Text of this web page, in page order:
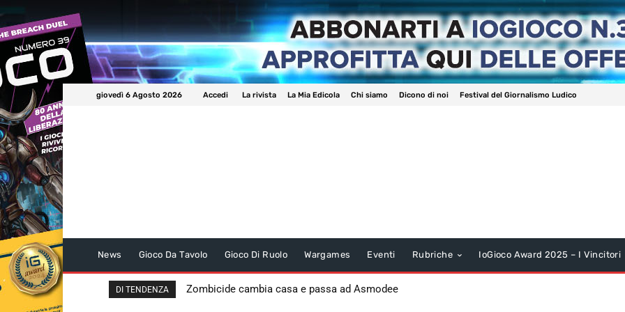
giovedì 6 Agosto 2026 Accedi La rivista La Mia Edicola Chi siamo Dicono di noi Festival del Giornalismo Ludico
News Gioco Da Tavolo Gioco Di Ruolo Wargames Eventi Rubriche IoGioco Award 2025 – I Vincitori
DI TENDENZA Zombicide cambia casa e passa ad Asmodee